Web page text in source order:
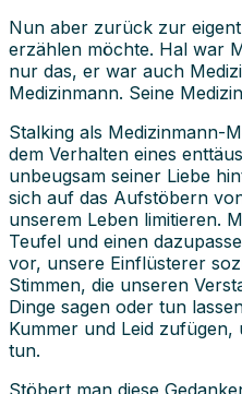
Nun aber zurück zur
erzählen möchte. Hal war
nur das, er war auch
Medizinmann. Seine
Stalking als Medizinmann-
dem Verhalten eines
unbeugsam seiner Liebe
sich auf das Aufstöbern
unserem Leben limitieren.
Teufel und einen
vor, unsere Einflüsterer
Stimmen, die unseren
Dinge sagen oder tun
Kummer und Leid
tun.
Stöbert man diese